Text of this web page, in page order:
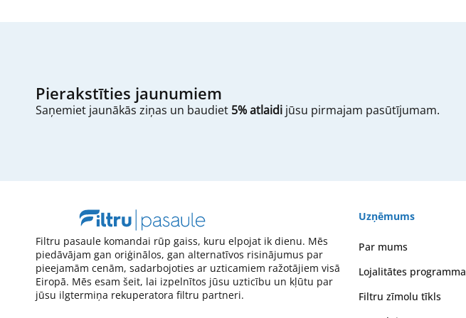
Pierakstīties jaunumiem
Saņemiet jaunākās ziņas un baudiet 5% atlaidi jūsu pirmajam pasūtījumam.
Filtru pasaule komandai rūp gaiss, kuru elpojat ik dienu. Mēs
piedāvājam gan oriģinālos, gan alternatīvos risinājumus par
pieejamām cenām, sadarbojoties ar uzticamiem ražotājiem visā
Eiropā. Mēs esam šeit, lai izpelnītos jūsu uzticību un kļūtu par
jūsu ilgtermiņa rekuperatora filtru partneri.
Uzņēmums
Par mums
Lojalitātes programma
Filtru zīmolu tīkls